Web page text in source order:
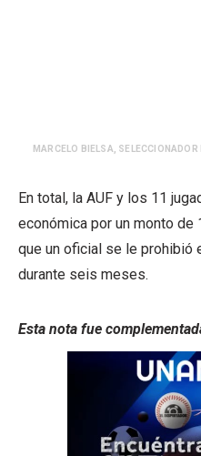
MARCELO BIELSA,
En total, la AUF y los 11
económica por un monto de
que un oficial se le prohibió
durante seis meses.
Esta nota fue